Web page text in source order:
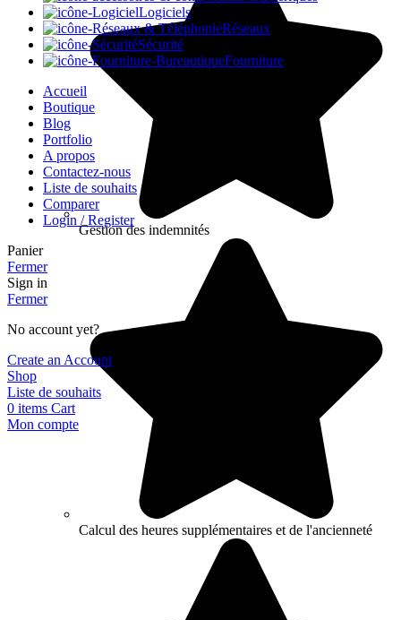
Gestion des indemnités
Calcul des heures supplémentaires et de l'ancienneté
Logiciels
Réseaux
Sécurité
Fourniture
Accueil
Boutique
Blog
Portfolio
A propos
Contactez-nous
Liste de souhaits
Comparer
Login / Register
Panier
Fermer
Sign in
Fermer
No account yet?
Create an Account
Shop
Liste de souhaits
0 items Cart
Mon compte